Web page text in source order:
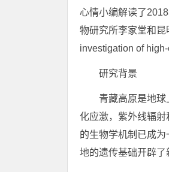
心情小编解读了
物研究所李家堂和
investigation of
研究背景
青藏高原是地
化应激，紫外线辐
的生物学机制已成
地的遗传基础开辟了